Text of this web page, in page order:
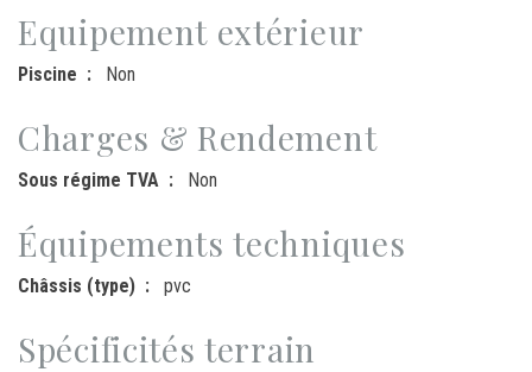
Equipement extérieur
Piscine Non
Charges & Rendement
Sous régime TVA Non
Équipements techniques
Châssis (type) pvc
Spécificités terrain